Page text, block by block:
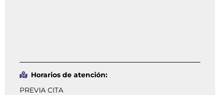
Horarios de atención:
PREVIA CITA